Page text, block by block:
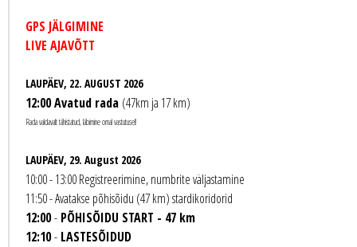
GPS JÄLGIMINE
LIVE AJAVÕTT
LAUPÄEV, 22. AUGUST 2026
12:00 Avatud rada (47km ja 17 km)
Rada valdavalt tähistatud, läbimine omal vastutusel!
LAUPÄEV, 29. August 2026
10:00 - 13:00 Registreerimine, numbrite väljastamine
11:50 - Avatakse põhisõidu (47 km) stardikoridorid
12:00- PÕHISÕIDU START - 47 km
12:10- LASTESÕIDUD